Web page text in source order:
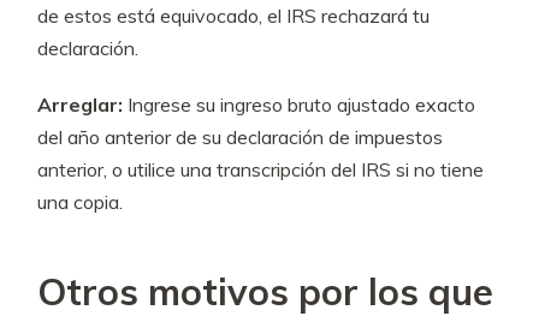
de estos está equivocado, el IRS rechazará tu
declaración.
Arreglar: Ingrese su ingreso bruto ajustado exacto
del año anterior de su declaración de impuestos
anterior, o utilice una transcripción del IRS si no tiene
una copia.
Otros motivos por los que